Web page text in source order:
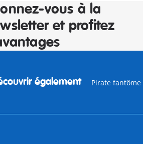
vous à la
et profitez
également Pirate